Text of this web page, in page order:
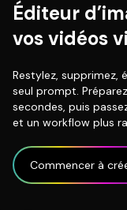
Éditeur
vos vidéos
Restylez, supprimez,
seul prompt.
secondes, puis
et un workflow plus
Commencer à